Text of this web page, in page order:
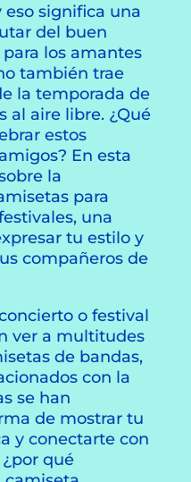
eso significa una
del buen
los amantes
también trae
la temporada de
al aire libre. ¿Qué
estos
En esta
la
para
una
tu estilo y
compañeros de
o festival
ver a multitudes
de bandas,
con la
se han
de mostrar tu
y conectarte con
qué